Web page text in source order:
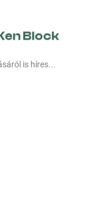
Block
is híres